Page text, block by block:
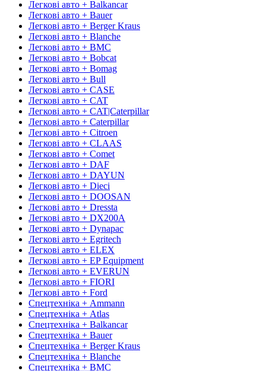
Легкові авто + Balkancar
Легкові авто + Bauer
Легкові авто + Berger Kraus
Легкові авто + Blanche
Легкові авто + BMC
Легкові авто + Bobcat
Легкові авто + Bomag
Легкові авто + Bull
Легкові авто + CASE
Легкові авто + CAT
Легкові авто + CAT|Caterpillar
Легкові авто + Caterpillar
Легкові авто + Citroen
Легкові авто + CLAAS
Легкові авто + Comet
Легкові авто + DAF
Легкові авто + DAYUN
Легкові авто + Dieci
Легкові авто + DOOSAN
Легкові авто + Dressta
Легкові авто + DX200A
Легкові авто + Dynapac
Легкові авто + Egritech
Легкові авто + ELEX
Легкові авто + EP Equipment
Легкові авто + EVERUN
Легкові авто + FIORI
Легкові авто + Ford
Спецтехніка + Ammann
Спецтехніка + Atlas
Спецтехніка + Balkancar
Спецтехніка + Bauer
Спецтехніка + Berger Kraus
Спецтехніка + Blanche
Спецтехніка + BMC